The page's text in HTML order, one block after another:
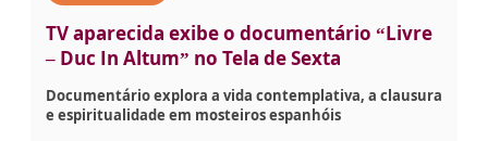
TV aparecida exibe o documentário “Livre
– Duc In Altum” no Tela de Sexta
Documentário explora a vida contemplativa, a clausura
e espiritualidade em mosteiros espanhóis